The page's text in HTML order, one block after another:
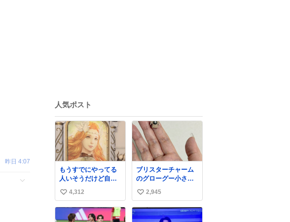
昨日 4:07
人気ポスト
もうすでにやってる
人いそうだけど自分
のTLで見かけてない
い
い
4,312
ブリスターチャーム
のグローグー小さ過
ぎて今コレ
い
い
ね
2,945